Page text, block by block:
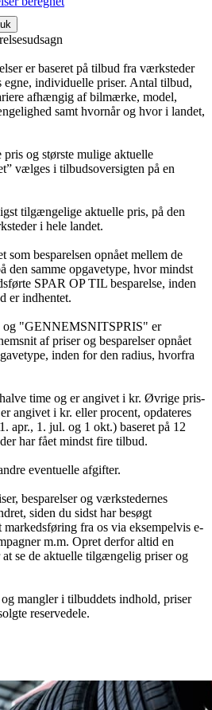
er baseret på tilbud fra værksteder
individuelle priser. Antal tilbud,
afhængig af bilmærke, model,
samt hvornår og hvor i landet,
pris og største mulige aktuelle
vælges i tilbudsoversigten på en
tilgængelige aktuelle pris, på den
i hele landet.
besparelsen opnået mellem de
den samme opgavetype, hvor mindst
SPAR OP TIL besparelse, inden
er indhentet.
"GENNEMSNITSPRIS" er
af priser og besparelser opnået
inden for den radius, hvorfra
time og er angivet i kr. Øvrige pris-
angivet i kr. eller procent, opdateres
apr., 1. jul. og 1 okt.) baseret på 12
har fået mindst fire tilbud.
eventuelle afgifter.
besparelser og værkstedernes
siden du sidst har besøgt
fra os via eksempelvis e-
m.m. Opret derfor altid en
se de aktuelle tilgængelig priser og
mangler i tilbuddets indhold, priser
reservedele.